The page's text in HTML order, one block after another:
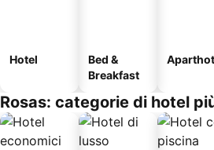
Hotel
Bed &
Breakfast
Rosas: categorie di hotel